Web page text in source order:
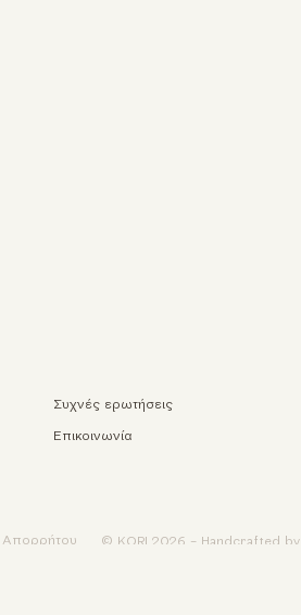
Συχνές ερωτήσεις
Επικοινωνία
Απορρήτου © KORI 2026 - Handcrafted by